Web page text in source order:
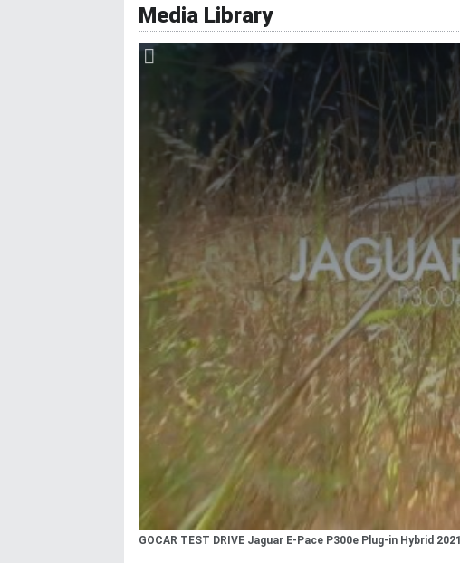
Media Library
GOCAR TEST DRIVE Jaguar E-Pace P300e Plug-in Hybrid 2021